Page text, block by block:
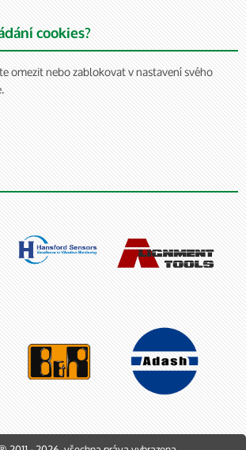
cookies?
omezit nebo zablokovat v nastavení svého